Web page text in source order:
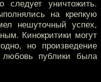
уничтожить.
на крепкую
нешуточный успех,
Кинокритики могут
но произведение
публики была